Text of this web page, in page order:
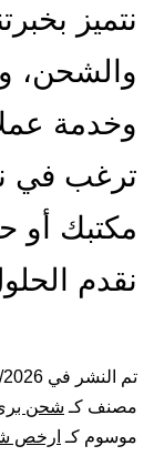
نتميز
والشحن،
وخدمة
ترغب في
مكتبك أو
نقدم
تم النشر في 2026
مصنف كـ شحن
موسوم كـ ارخص